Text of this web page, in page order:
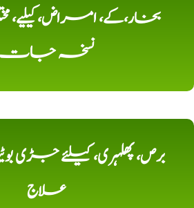
بخار،کے، امراض، کیلیے،
نسخہ جات
برص، پھلہری، کیلئے جڑی
علاج